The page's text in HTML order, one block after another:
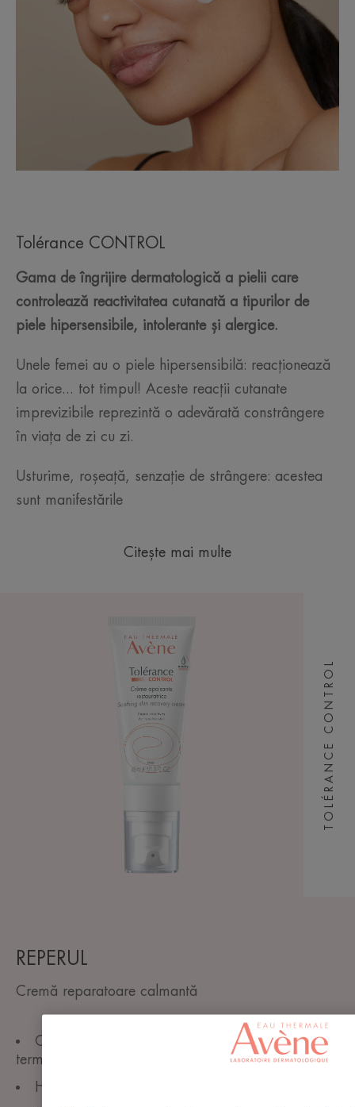
Tolérance CONTROL
Gama de îngrijire dermatologică a pielii care
controlează reactivitatea cutanată a tipurilor de
piele hipersensibile, intolerante și alergice.
Unele femei au o piele hipersensibilă: reacționează
la orice... tot timpul! Aceste reacții cutanate
imprevizibile reprezintă o adevărată constrângere
în viața de zi cu zi.
Usturime, roșeață, senzație de strângere: acestea
sunt manifestările
Citește mai multe
REPERUL
Cremă reparatoare calmantă
Calmează și reduce sensibilitatea pielii pe
termen lung
Hidratează intens și reface bariera pielii
TOLÉRANCE CONTROL